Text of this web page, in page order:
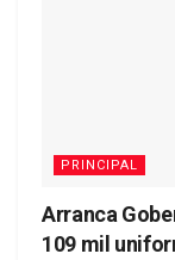
PRINCIPAL
Arranca
109 mil